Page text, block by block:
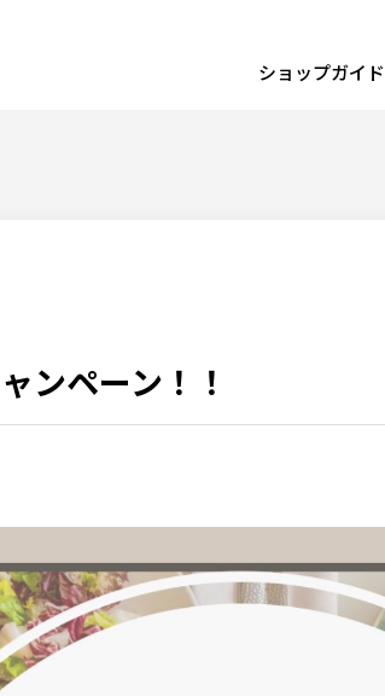
ショップガイド
ンペーン！！